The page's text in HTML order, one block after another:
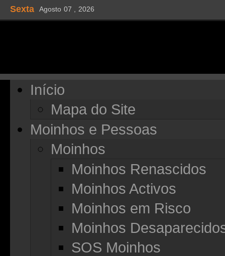
Sexta Agosto 07 , 2026
Início
Mapa do Site
Moinhos e Pessoas
Moinhos
Moinhos Renascidos
Moinhos Activos
Moinhos em Risco
Moinhos
SOS Moinhos